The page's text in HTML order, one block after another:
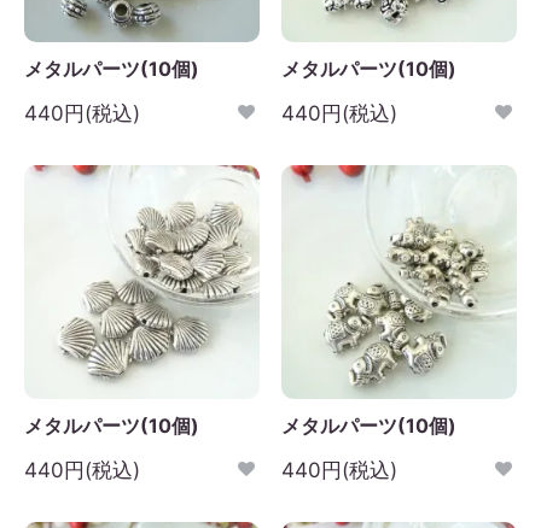
メタルパーツ(10個)
440円(税込)
メタルパーツ(10個)
440円(税込)
メタルパーツ(10個)
440円(税込)
メタルパーツ(10個)
440円(税込)